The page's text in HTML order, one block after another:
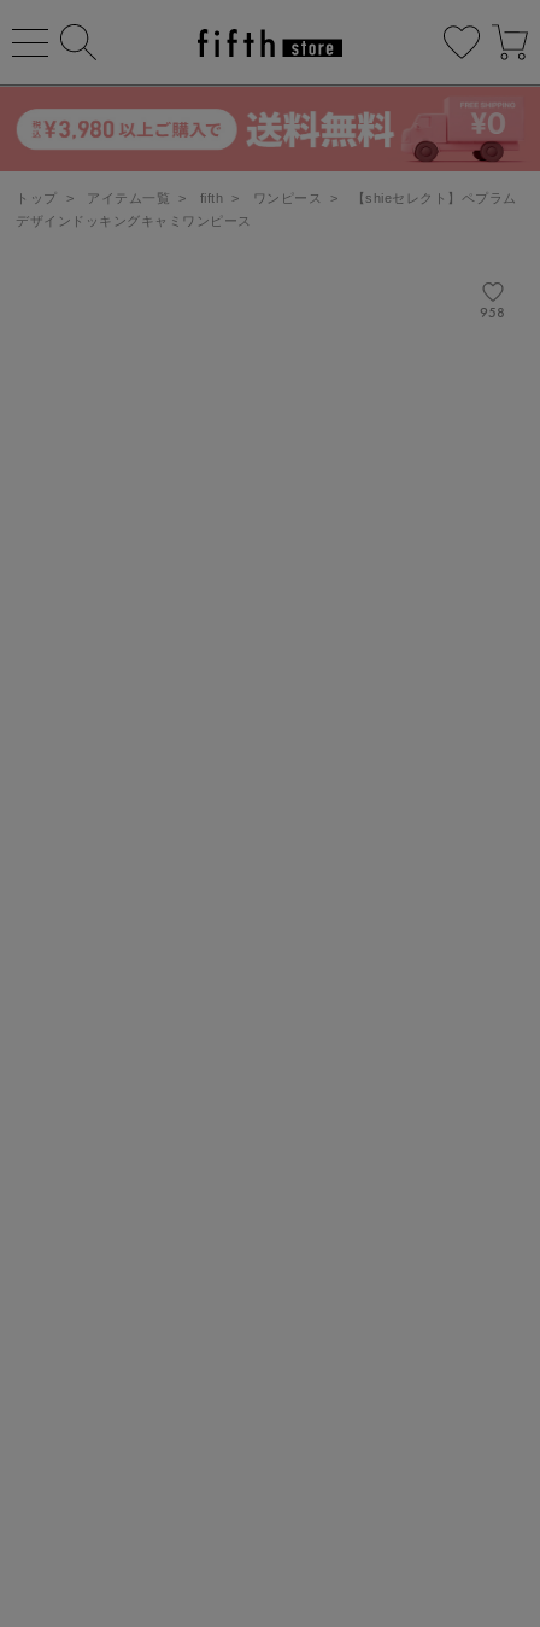
トップ > アイテム一覧 > fifth > ワンピース >
【shieセレクト】ペプラム
デザインドッキングキャミワンピース
958